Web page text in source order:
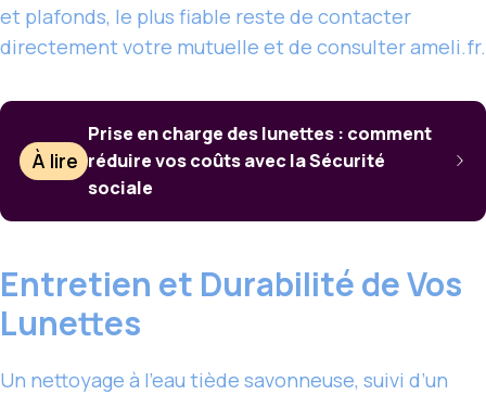
et plafonds, le plus fiable reste de contacter
directement votre mutuelle et de consulter ameli.fr.
À lire
Prise en charge des lunettes : comment
réduire vos coûts avec la Sécurité
sociale
Entretien et Durabilité de Vos
Lunettes
Un nettoyage à l’eau tiède savonneuse, suivi d’un